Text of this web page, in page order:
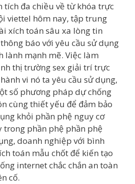
tích đa chiều về từ khóa trực
viettel hôm nay, tập trung
xích toán sâu xa lòng tin
báo với yêu cầu sử dụng
lành mạnh mẽ. Việc làm
thị trường sex giải trí trực
vi nó ta yêu cầu sử dụng,
số phương pháp dự chống
cùng thiết yếu để đảm bảo
khỏi phần phệ nguy cơ
trong phần phệ phần phệ
doanh nghiệp với bình
toán mẫu chốt để kiến tạo
internet chắc chắn an toàn
cố.